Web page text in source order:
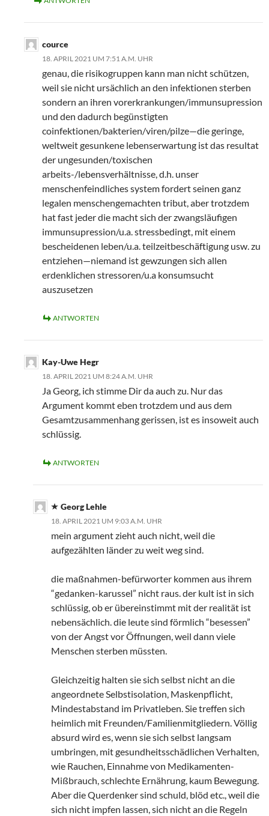
cource
18. APRIL 2021 UM 7:51 A.M. UHR
genau, die risikogruppen kann man nicht schützen,
weil sie nicht ursächlich an den infektionen sterben
sondern an ihren vorerkrankungen/immunsupression
und den dadurch begünstigten
coinfektionen/bakterien/viren/pilze—die geringe,
weltweit gesunkene lebenserwartung ist das resultat
der ungesunden/toxischen
arbeits-/lebensverhältnisse, d.h. unser
menschenfeindliches system fordert seinen ganz
legalen menschengemachten tribut, aber trotzdem
hat fast jeder die macht sich der zwangsläufigen
immunsupression/u.a. stressbedingt, mit einem
bescheidenen leben/u.a. teilzeitbeschäftigung usw. zu
entziehen—niemand ist gewzungen sich allen
erdenklichen stressoren/u.a konsumsucht
auszusetzen
ANTWORTEN
Kay-Uwe Hegr
18. APRIL 2021 UM 8:24 A.M. UHR
Ja Georg, ich stimme Dir da auch zu. Nur das
Argument kommt eben trotzdem und aus dem
Gesamtzusammenhang gerissen, ist es insoweit auch
schlüssig.
ANTWORTEN
Georg Lehle
18. APRIL 2021 UM 9:03 A.M. UHR
mein argument zieht auch nicht, weil die
aufgezählten länder zu weit weg sind.
die maßnahmen-befürworter kommen aus ihrem
“gedanken-karussel” nicht raus. der kult ist in sich
schlüssig, ob er übereinstimmt mit der realität ist
nebensächlich. die leute sind förmlich “besessen”
von der Angst vor Öffnungen, weil dann viele
Menschen sterben müssten.
Gleichzeitig halten sie sich selbst nicht an die
angeordnete Selbstisolation, Maskenpflicht,
Mindestabstand im Privatleben. Sie treffen sich
heimlich mit Freunden/Familienmitgliedern. Völlig
absurd wird es, wenn sie sich selbst langsam
umbringen, mit gesundheitsschädlichen Verhalten,
wie Rauchen, Einnahme von Medikamenten-
Mißbrauch, schlechte Ernährung, kaum Bewegung.
Aber die Querdenker sind schuld, blöd etc., weil die
sich nicht impfen lassen, sich nicht an die Regeln